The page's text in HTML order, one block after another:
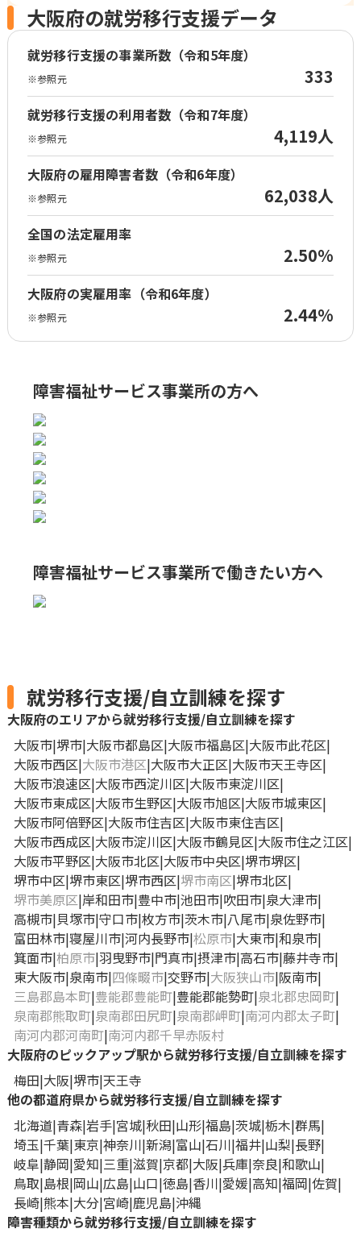
大阪府の就労移行支援データ
就労移行支援の事業所数（令和5年度）
※参照元 333
就労移行支援の利用者数（令和7年度）
※参照元 4,119人
大阪府の雇用障害者数（令和6年度）
※参照元 62,038人
全国の法定雇用率
※参照元 2.50%
大阪府の実雇用率（令和6年度）
※参照元 2.44%
障害福祉サービス事業所の方へ
障害福祉サービス事業所で働きたい方へ
就労移行支援/自立訓練を探す
大阪府のエリアから就労移行支援/自立訓練を探す
大阪市 堺市 大阪市都島区 大阪市福島区 大阪市此花区
大阪市西区 大阪市港区 大阪市大正区 大阪市天王寺区
大阪市浪速区 大阪市西淀川区 大阪市東淀川区
大阪市東成区 大阪市生野区 大阪市旭区 大阪市城東区
大阪市阿倍野区 大阪市住吉区 大阪市東住吉区
大阪市西成区 大阪市淀川区 大阪市鶴見区 大阪市住之江区
大阪市平野区 大阪市北区 大阪市中央区 堺市堺区
堺市中区 堺市東区 堺市西区 堺市南区 堺市北区
堺市美原区 岸和田市 豊中市 池田市 吹田市 泉大津市
高槻市 貝塚市 守口市 枚方市 茨木市 八尾市 泉佐野市
富田林市 寝屋川市 河内長野市 松原市 大東市 和泉市
箕面市 柏原市 羽曳野市 門真市 摂津市 高石市 藤井寺市
東大阪市 泉南市 四條畷市 交野市 大阪狭山市 阪南市
三島郡島本町 豊能郡豊能町 豊能郡能勢町 泉北郡忠岡町
泉南郡熊取町 泉南郡田尻町 泉南郡岬町 南河内郡太子町
南河内郡河南町 南河内郡千早赤阪村
大阪府のピックアップ駅から就労移行支援/自立訓練を探す
梅田 大阪 堺市 天王寺
他の都道府県から就労移行支援/自立訓練を探す
北海道 青森 岩手 宮城 秋田 山形 福島 茨城 栃木 群馬
埼玉 千葉 東京 神奈川 新潟 富山 石川 福井 山梨 長野
岐阜 静岡 愛知 三重 滋賀 京都 大阪 兵庫 奈良 和歌山
鳥取 島根 岡山 広島 山口 徳島 香川 愛媛 高知 福岡 佐賀
長崎 熊本 大分 宮崎 鹿児島 沖縄
障害種類から就労移行支援/自立訓練を探す